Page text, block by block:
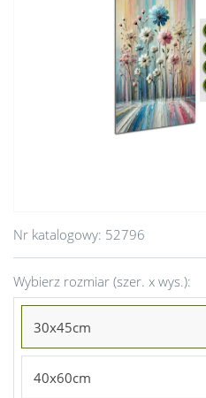
Nr katalogowy: 52796
Wybierz rozmiar (szer. x wys.):
30x45cm
40x60cm